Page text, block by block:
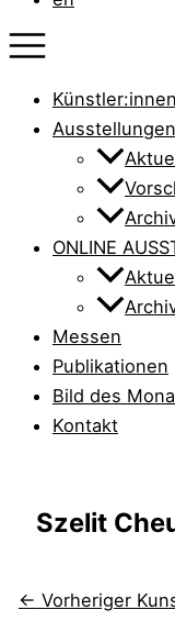
Künstler:innen
Ausstellungen
ONLINE
Messen
Publikationen
Bild des
Kontakt
Szelit
← Vorheriger